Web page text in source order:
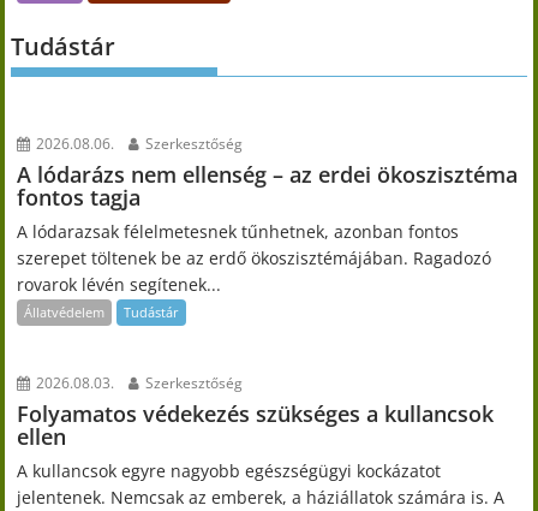
Tudástár
2026.08.06. Szerkesztőség
A lódarázs nem ellenség – az erdei ökoszisztéma
fontos tagja
A lódarazsak félelmetesnek tűnhetnek, azonban fontos
szerepet töltenek be az erdő ökoszisztémájában. Ragadozó
rovarok lévén segítenek...
Állatvédelem Tudástár
2026.08.03. Szerkesztőség
Folyamatos védekezés szükséges a kullancsok
ellen
A kullancsok egyre nagyobb egészségügyi kockázatot
jelentenek. Nemcsak az emberek, a háziállatok számára is. A